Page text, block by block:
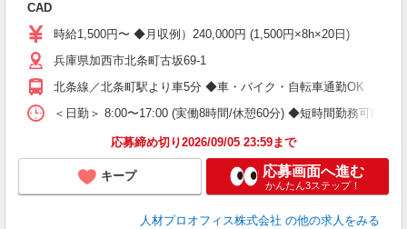
CAD
時給1,500円〜 ◆月収例）240,000円 (1,500円×8h×20日)
兵庫県加西市北条町古坂69-1
北条線／北条町駅より車5分 ◆車・バイク・自転車通勤OK
＜日勤＞ 8:00〜17:00 (実働8時間/休憩60分) ◆短時間勤務可能
応募締め切り2026/09/05 23:59まで
キープ 応募画面へ進む
かんたん3ステップ！
人材プロオフィス株式会社 の他の求人をみる